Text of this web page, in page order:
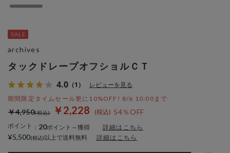
タックドレープオフショルＣＴ
4.0 （1） レビューを見る
期間限定タイムセール更に10%OFF! 8/6 10:00まで
￥2,228 54％OFF
￥4,950
ポイント ： 20ポイント～獲得 詳細はこちら
archives
¥5,500 以上で送料無料 詳細はこちら